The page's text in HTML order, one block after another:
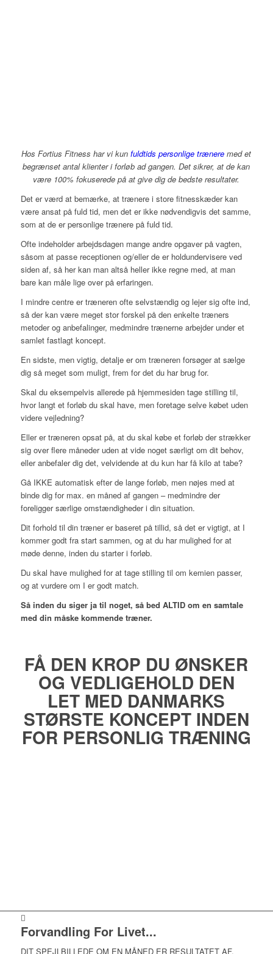
Hos Fortius Fitness har vi kunfuldtids personlige trænere med et
begrænset antal klienter i forløb ad gangen. Det sikrer, at de kan
være 100% fokuserede på at give dig de bedste resultater.
Det er værd at bemærke, at trænere i store fitnesskæder kan
være ansat på fuld tid, men det er ikke nødvendigvis det samme,
som at de er personlige trænere på fuld tid.
Ofte indeholder arbejdsdagen mange andre opgaver på vagten,
såsom at passe receptionen og/eller de er holdundervisere ved
siden af, så her kan man altså heller ikke regne med, at man
bare kan måle lige over på erfaringen.
I mindre centre er træneren ofte selvstændig og lejer sig ofte ind,
så der kan være meget stor forskel på den enkelte træners
metoder og anbefalinger, medmindre trænerne arbejder under et
samlet fastlagt koncept.
En sidste, men vigtig, detalje er om træneren forsøger at sælge
dig så meget som muligt, frem for det du har brug for.
Skal du eksempelvis allerede på hjemmesiden tage stilling til,
hvor langt et forløb du skal have, men foretage selve købet uden
videre vejledning?
Eller er træneren opsat på, at du skal købe et forløb der strækker
sig over flere måneder uden at vide noget særligt om dit behov,
eller anbefaler dig det, velvidende at du kun har få kilo at tabe?
Gå IKKE automatisk efter de lange forløb, men nøjes med at
binde dig for max. en måned af gangen – medmindre der
foreligger særlige omstændigheder i din situation.
Dit forhold til din træner er baseret på tillid, så det er vigtigt, at I
kommer godt fra start sammen, og at du har mulighed for at
møde denne, inden du starter i forløb.
Du skal have mulighed for at tage stilling til om kemien passer,
og at vurdere om I er godt match.
Så inden du siger ja til noget, så bed ALTID om en samtale
med din måske kommende træner.
FÅ DEN KROP DU ØNSKER
OG VEDLIGEHOLD DEN
LET MED DANMARKS
STØRSTE KONCEPT INDEN
FOR PERSONLIG TRÆNING
Forvandling For Livet...
DIT SPEJLBILLEDE OM EN MÅNED ER RESULTATET AF,